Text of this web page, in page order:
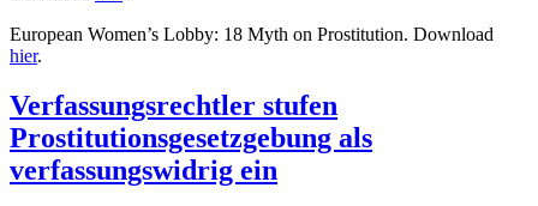
European Women’s Lobby: 18 Myth on Prostitution. Download
hier.
Verfassungsrechtler stufen
Prostitutionsgesetzgebung als
verfassungswidrig ein